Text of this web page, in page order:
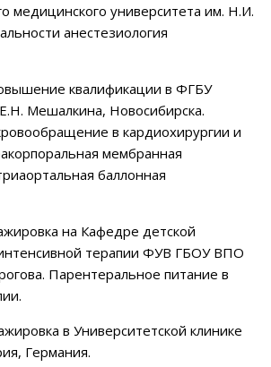
медицинского университета им. Н.И.
анестезиология
квалификации в ФГБУ
Мешалкина, Новосибирска.
в кардиохирургии и
мембранная
баллонная
на Кафедре детской
терапии ФУВ ГБОУ ВПО
Парентеральное питание в
в Университетской клинике
Германия.